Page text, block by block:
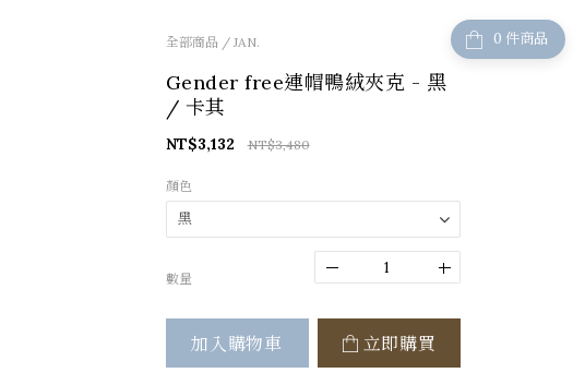
件商品
全部商品 / JAN.
Gender free連帽鴨絨夾克 - 黑
/ 卡其
NT$3,480
NT$3,132
顏色
數量
加入購物車 立即購買